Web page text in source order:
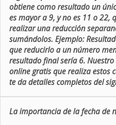
obtiene como resultado un
es mayor a 9, y no es 11 o 22,
realizar una reducción
sumándolos. Ejemplo:
que reducirlo a un número
resultado final sería 6.
online gratis que realiza estos
te da detalles completos del
La importancia de la fecha de